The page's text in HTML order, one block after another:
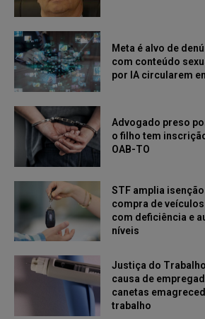
Meta é alvo de
com conteúdo
por IA circularem
Advogado preso
o filho tem
OAB-TO
STF amplia isenção
compra de
com deficiência e
níveis
Justiça do
causa de
canetas
trabalho